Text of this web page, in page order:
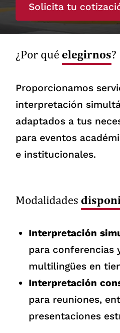
Solicita tu
¿Por qué elegirnos?
Proporcionamos
interpretación
adaptados a tus
para eventos
e institucionales.
Modalidades
Interpretación
para conferencias
multilingües en
Interpretación
para reuniones,
presentaciones